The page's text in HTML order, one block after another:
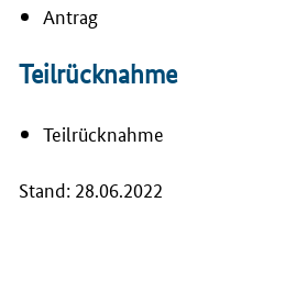
Antrag
Teilrücknahme
Teilrücknahme
Stand: 28.06.2022